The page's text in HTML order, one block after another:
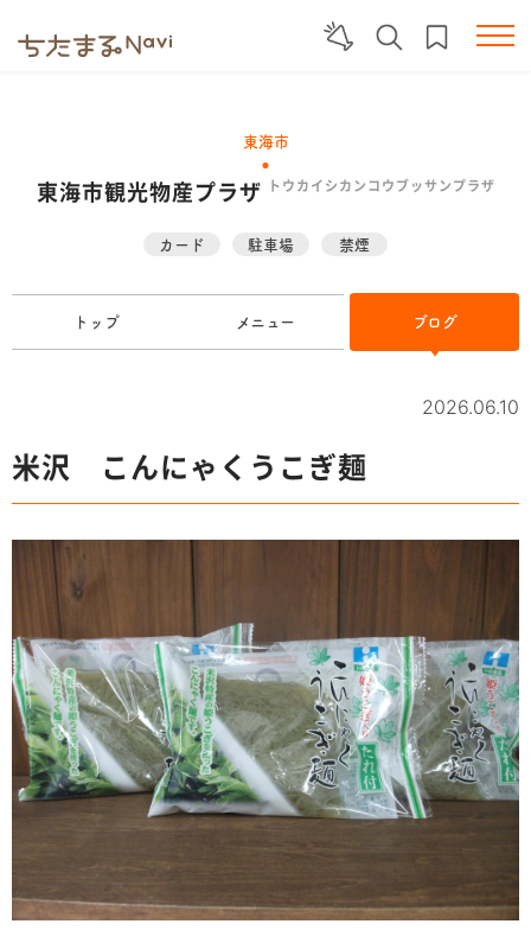
東海市
東海市観光物産プラザ トウカイシカンコウブッサンプラザ
カード 駐車場 禁煙
トップ メニュー ブログ
2026.06.10
米沢 こんにゃくうこぎ麺